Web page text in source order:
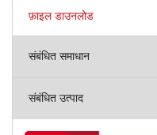
फ़ाइल डाउनलोड
संबंधित समाधान
संबंधित उत्पाद